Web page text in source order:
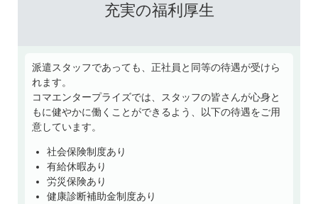
充実の福利厚生
派遣スタッフであっても、正社員と同等の待遇が受けら
れます。
コマエンタープライズでは、スタッフの皆さんが心身と
もに健やかに働くことができるよう、以下の待遇をご用
意しています。
社会保険制度あり
有給休暇あり
労災保険あり
健康診断補助金制度あり